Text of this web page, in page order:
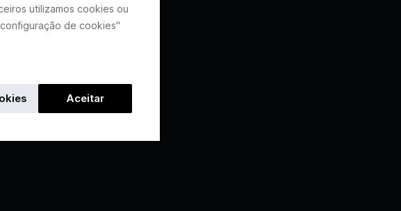
utilizamos cookies ou
de cookies"
Aceitar